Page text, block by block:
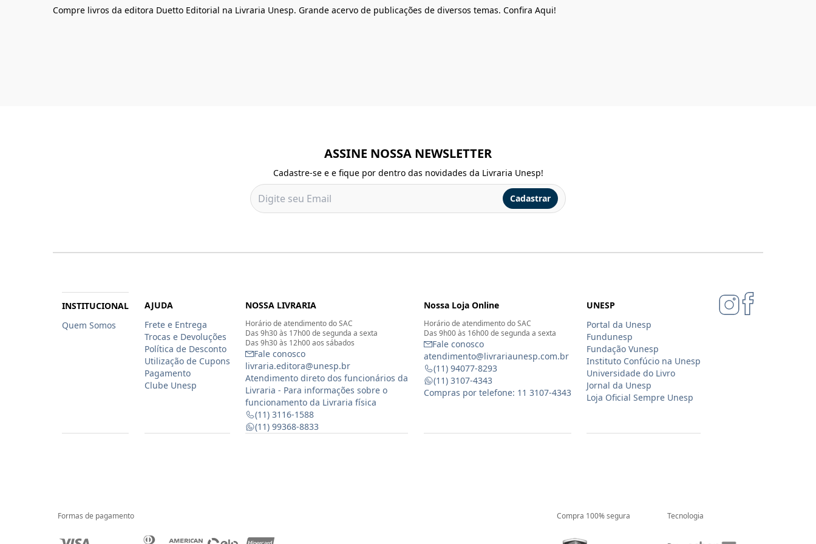
Compre livros da editora Duetto Editorial na Livraria Unesp. Grande acervo de publicações de diversos temas. Confira Aqui!
ASSINE NOSSA NEWSLETTER
Cadastre-se e e fique por dentro das novidades da Livraria Unesp!
Cadastrar
INSTITUCIONAL
Quem Somos
AJUDA
Frete e Entrega
Trocas e Devoluções
Política de Desconto
Utilização de Cupons
Pagamento
Clube Unesp
NOSSA LIVRARIA
Horário de atendimento do SAC
Das 9h30 às 17h00 de segunda a sexta
Das 9h30 às 12h00 aos sábados
Fale conosco
livraria.editora@unesp.br
Atendimento direto dos funcionários da
Livraria - Para informações sobre o
funcionamento da Livraria física
(11) 3116-1588
(11) 99368-8833
Nossa Loja Online
Horário de atendimento do SAC
Das 9h00 às 16h00 de segunda a sexta
Fale conosco
atendimento@livrariaunesp.com.br
(11) 94077-8293
(11) 3107-4343
Compras por telefone: 11 3107-4343
UNESP
Portal da Unesp
Fundunesp
Fundação Vunesp
Instituto Confúcio na Unesp
Universidade do Livro
Jornal da Unesp
Loja Oficial Sempre Unesp
Formas de pagamento Compra 100% segura Tecnologia